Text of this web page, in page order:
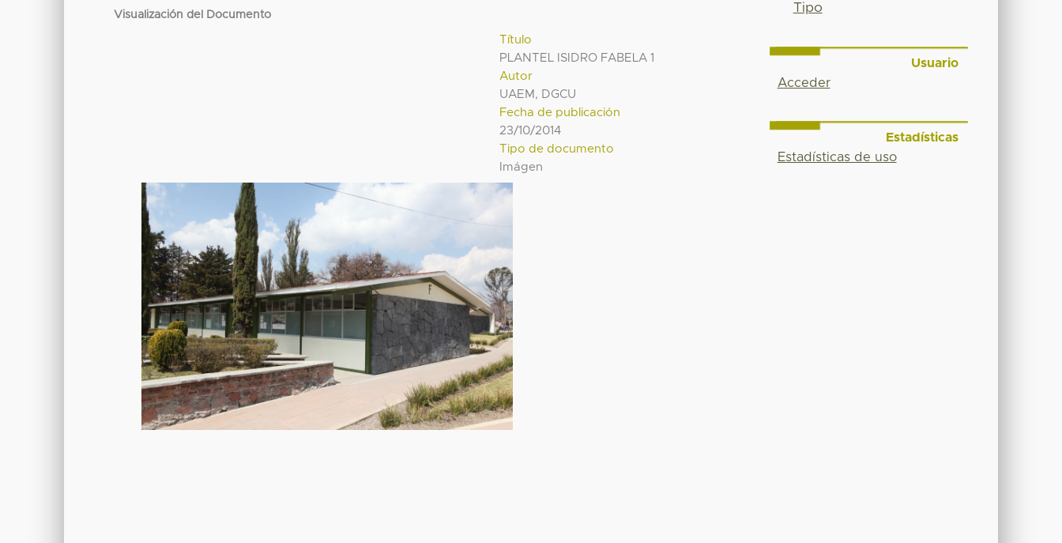
Visualización del Documento
Título
PLANTEL ISIDRO FABELA 1
Autor
UAEM, DGCU
Fecha de publicación
23/10/2014
Tipo de documento
Imágen
Tipo
Usuario
Acceder
Estadísticas
Estadísticas de uso